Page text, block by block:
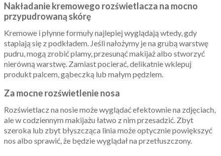
Nakładanie kremowego rozświetlacza na mocno
przypudrowaną skórę
Kremowe i płynne formuły najlepiej wyglądają wtedy, gdy
stapiają się z podkładem. Jeśli nałożymy je na grubą warstwę
pudru, mogą zrobić plamy, przesunąć makijaż albo stworzyć
nierówną warstwę. Zamiast pocierać, delikatnie wklepuj
produkt palcem, gąbeczką lub małym pędzlem.
Za mocne rozświetlenie nosa
Rozświetlacz na nosie może wyglądać efektownie na zdjęciach,
ale w codziennym makijażu łatwo z nim przesadzić. Zbyt
szeroka lub zbyt błyszcząca linia może optycznie powiększyć
nos albo sprawić, że będzie wyglądał na przetłuszczony.